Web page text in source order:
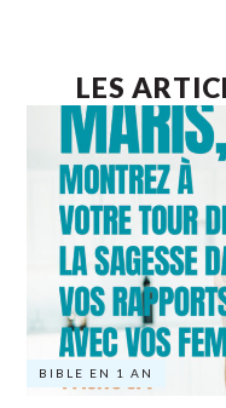
LES
BIBLE EN 1 AN